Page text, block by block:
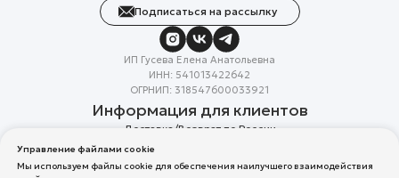
Подписаться на рассылку
ИП Гусева Елена Анатольевна
ИНН: 541013422642
ОГРНИП: 318547600033921
Информация для клиентов
Доставка/Возврат по России
Скидка в день рождения
Вакансии
Управление файлами cookie
Мы используем файлы cookie для обеспечения наилучшего взаимодействия